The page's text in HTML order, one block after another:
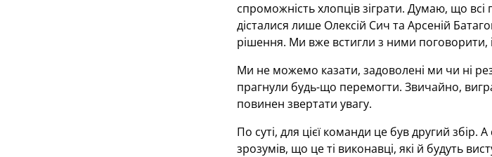
спроможність хлопців зіграти. Думаю, що
дісталися лише Олексій Сич та Арсеній
рішення. Ми вже встигли з ними поговорити,
Ми не можемо казати, задоволені ми чи ні
прагнули будь-що перемогти. Звичайно,
повинен звертати увагу.
По суті, для цієї команди це був другий збір.
зрозумів, що це ті виконавці, які й будуть